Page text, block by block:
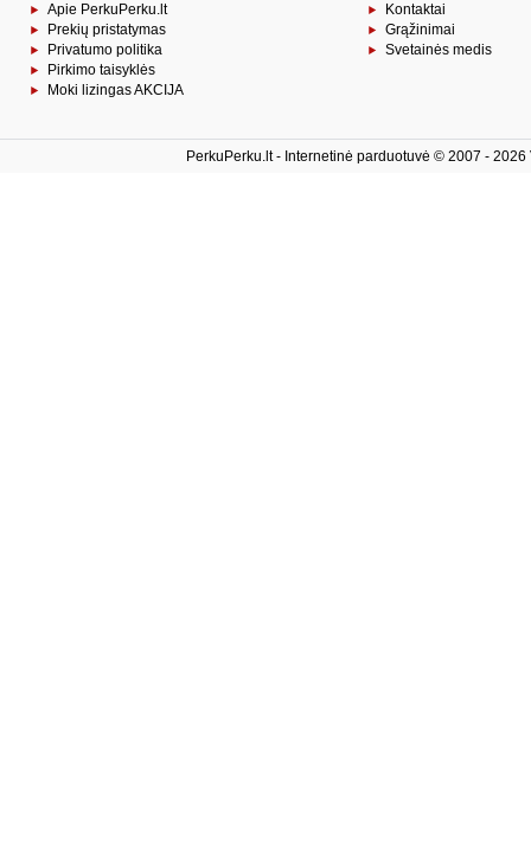
Apie PerkuPerku.lt
Prekių pristatymas
Privatumo politika
Pirkimo taisyklės
Moki lizingas AKCIJA
Kontaktai
Grąžinimai
Svetainės medis
PerkuPerku.lt - Internetinė parduotuvė © 2007 -